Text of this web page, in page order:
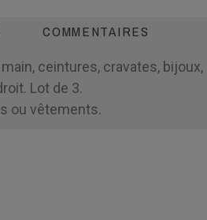
COMMENTAIRES
ceintures, cravates, bijoux,
Lot de 3.
ou vêtements.